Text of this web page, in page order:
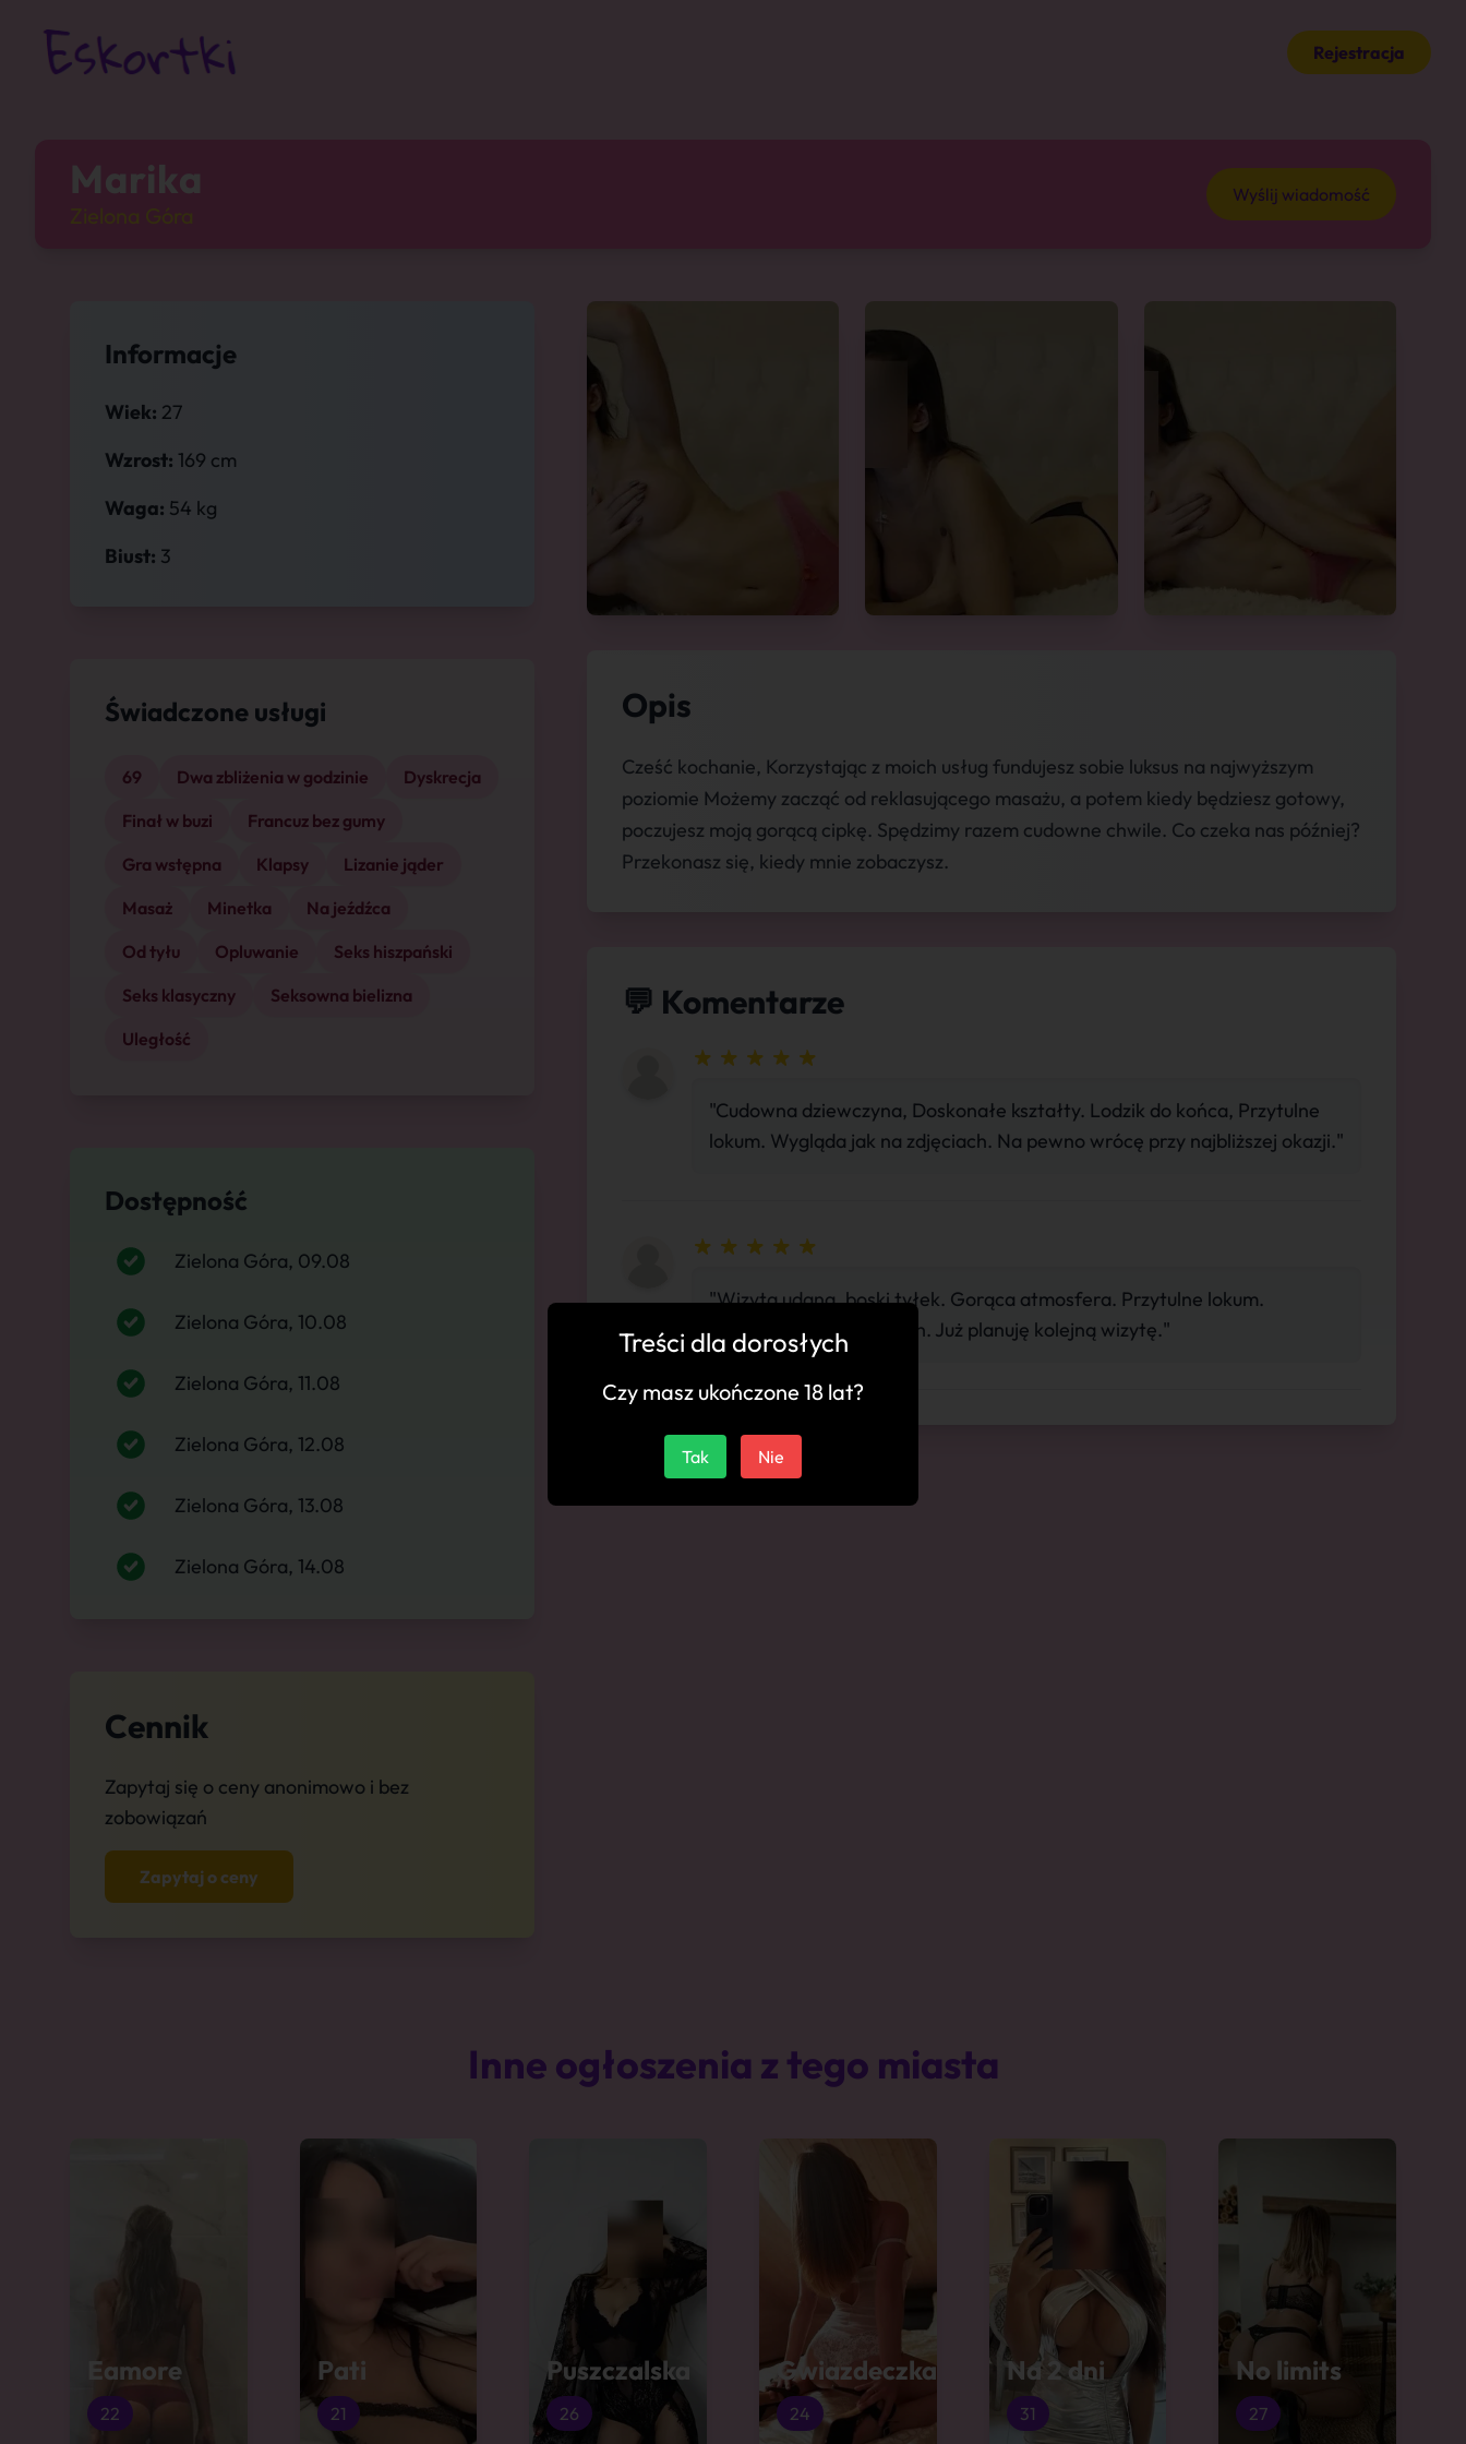
Rejestracja
Marika Wyślij wiadomość
Informacje
Wiek: 27
Wzrost: 169 cm
Waga: 54 kg
Biust: 3
Świadczone usługi
69 Dwa zbliżenia w godzinie
Dyskrecja
Finał w buzi
Francuz bez gumy
Gra wstępna
Klapsy
Lizanie jąder
Masaż
Minetka
Na jeźdźca
Od tyłu
Opluwanie
Seks hiszpański
Seks klasyczny
Seksowna bielizna
Uległość
Dostępność
Zielona Góra, 09.08
Zielona Góra, 10.08
Zielona Góra, 11.08
Zielona Góra, 12.08
Zielona Góra, 13.08
Zielona Góra, 14.08
Cennik
Zapytaj się o ceny anonimowo i bez
zobowiązań
Zapytaj o ceny
Opis
Cześć kochanie, Korzystając z moich usług fundujesz sobie luksus na najwyższym
poziomie Możemy zacząć od reklasującego masażu, a potem kiedy będziesz gotowy,
poczujesz moją gorącą cipkę. Spędzimy razem cudowne chwile. Co czeka nas później?
Przekonasz się, kiedy mnie zobaczysz.
💬 Komentarze
"Cudowna dziewczyna, Doskonałe kształty. Lodzik do końca, Przytulne
lokum. Wygląda jak na zdjęciach. Na pewno wrócę przy najbliższej okazji."
"Wizyta udana, boski tyłek. Gorąca atmosfera. Przytulne lokum.
Wygląda jak na zdjęciach. Już planuję kolejną wizytę."
Inne ogłoszenia z tego miasta
Eamore
22
Pati
21
Puszczalska
26
Gwiazdeczka
24
Na 2 dni
31
No limits
27
Treści dla dorosłych
Czy masz ukończone 18 lat?
Tak Nie